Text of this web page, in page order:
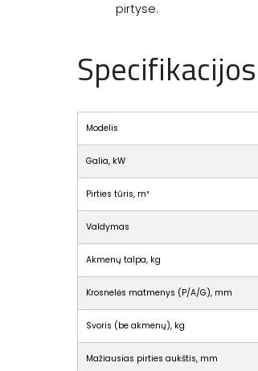
pirtyse.
Specifikacijos
Modelis
Galia, kW
Pirties tūris, m³
Valdymas
Akmenų talpa, kg
Krosnelės matmenys (P/A/G), mm
Svoris (be akmenų), kg
Mažiausias pirties aukštis, mm